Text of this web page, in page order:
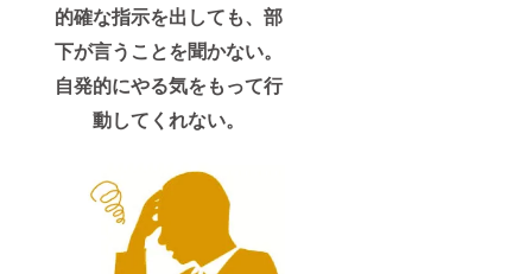
的確な指示を出しても、部
下が言うことを聞かない。
自発的にやる気をもって行
動してくれない。